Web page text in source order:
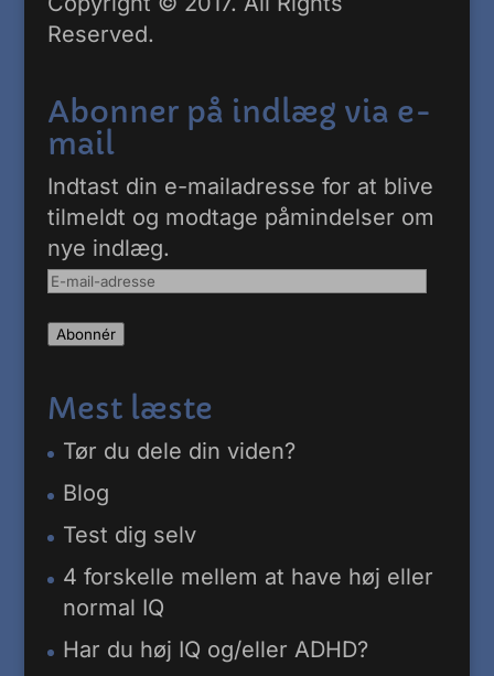
Reserved.
Abonner på indlæg via e-
mail
Indtast din e-mailadresse for at blive
tilmeldt og modtage påmindelser om
nye indlæg.
E-
adresse
Abonnér
Mest læste
Tør du dele din viden?
Blog
Test dig selv
4 forskelle mellem at have høj eller
normal IQ
Har du høj IQ og/eller ADHD?